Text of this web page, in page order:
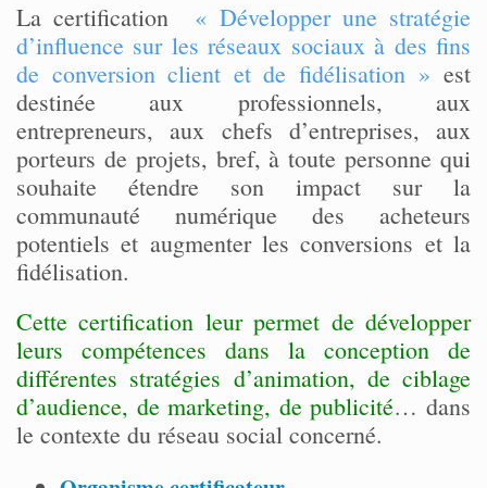
La certification « Développer une stratégie
d’influence sur les réseaux sociaux à des fins
de conversion client et de fidélisation » est
destinée aux professionnels, aux
entrepreneurs, aux chefs d’entreprises, aux
porteurs de projets, bref, à toute personne qui
souhaite étendre son impact sur la
communauté numérique des acheteurs
potentiels et augmenter les conversions et la
fidélisation.
Cette certification leur permet de développer
leurs compétences dans la conception de
différentes stratégies d’animation, de ciblage
d’audience, de marketing, de publicité… dans
le contexte du réseau social concerné.